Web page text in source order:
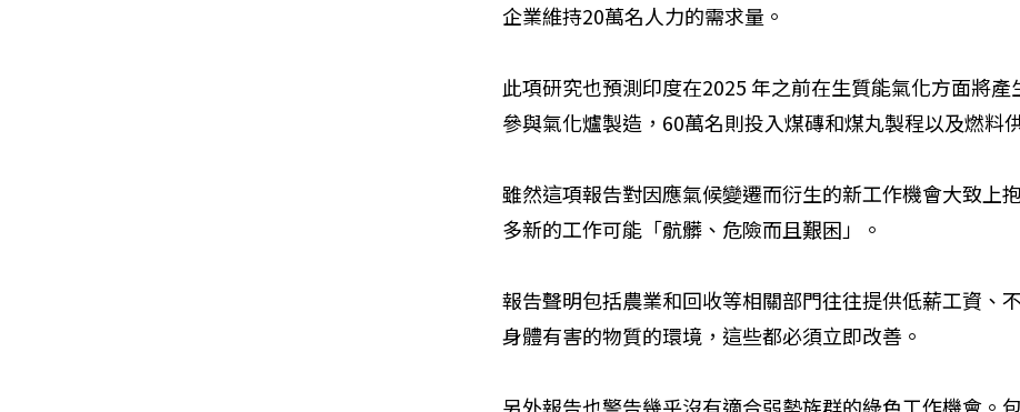
企業維持20萬名人力的需求量。
此項研究也預測印度在2025 年之前在生質能氣化方面將
參與氣化爐製造，60萬名則投入煤磚和煤丸製程以及燃料
雖然這項報告對因應氣候變遷而衍生的新工作機會大致上
多新的工作可能「骯髒、危險而且艱困」。
報告聲明包括農業和回收等相關部門往往提供低薪工資、
身體有害的物質的環境，這些都必須立即改善。